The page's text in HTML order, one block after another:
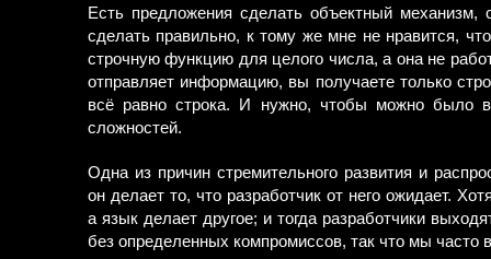
Есть предложения сделать объектный
сделать правильно, к тому же мне не нравится,
строчную функцию для целого числа, а она не
отправляет информацию, вы получаете только
всё равно строка. И нужно, чтобы можно было
сложностей.
Одна из причин стремительного развития и
он делает то, что разработчик от него ожидает.
а язык делает другое; и тогда разработчики
без определенных компромиссов, так что мы